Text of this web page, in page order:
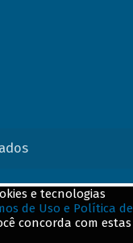
e tecnologias
de Uso e Política de
concorda com estas